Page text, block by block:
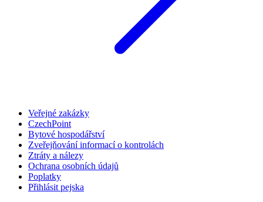
Veřejné zakázky
CzechPoint
Bytové hospodářství
Zveřejňování informací o kontrolách
Ztráty a nálezy
Ochrana osobních údajů
Poplatky
Přihlásit pejska